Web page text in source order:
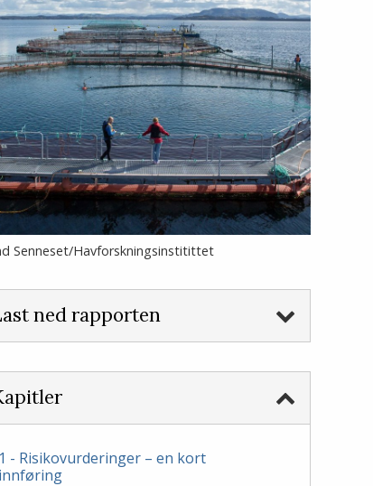
Senneset/Havforskningsinstitittet
ned rapporten
1 - Risikovurderinger – en kort
innføring